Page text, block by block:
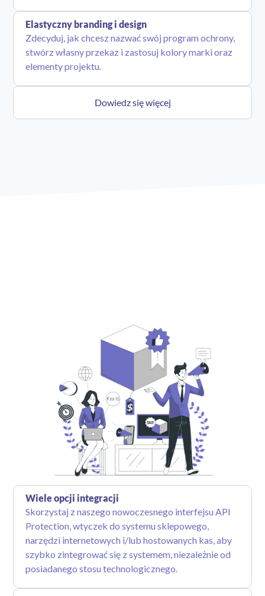
Elastyczny branding i design
Zdecyduj, jak chcesz nazwać swój program ochrony,
stwórz własny przekaz i zastosuj kolory marki oraz
elementy projektu.
Dowiedz się więcej
Wiele opcji integracji
Skorzystaj z naszego nowoczesnego interfejsu API
Protection, wtyczek do systemu sklepowego,
narzędzi internetowych i/lub hostowanych kas, aby
szybko zintegrować się z systemem, niezależnie od
posiadanego stosu technologicznego.